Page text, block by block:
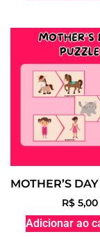
MOTHER’S
R$5,00
Adicionar ao